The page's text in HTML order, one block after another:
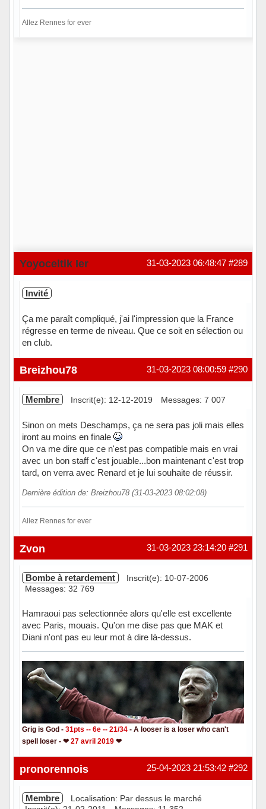
Allez Rennes for ever
#289
31-03-2023 06:48:47
Yoyoceltik Ier
Invité
Ça me paraît compliqué, j'ai l'impression que la France
régresse en terme de niveau. Que ce soit en sélection ou
en club.
#290
31-03-2023 08:00:59
Breizhou78
Membre Inscrit(e): 12-12-2019 Messages: 7 007
Sinon on mets Deschamps, ça ne sera pas joli mais elles
iront au moins en finale
On va me dire que ce n'est pas compatible mais en vrai
avec un bon staff c'est jouable...bon maintenant c'est trop
tard, on verra avec Renard et je lui souhaite de réussir.
Dernière édition de: Breizhou78 (31-03-2023 08:02:08)
Allez Rennes for ever
Hors ligne #291
31-03-2023 23:14:20
Zvon
Bombe à retardement
Inscrit(e): 10-07-2006
Messages: 32 769
Hamraoui pas selectionnée alors qu'elle est excellente
avec Paris, mouais. Qu'on me dise pas que MAK et
Diani n'ont pas eu leur mot à dire là-dessus.
Grig is God - 31pts -- 6e -- 21/34 - A looser is a loser who can't
spell loser - ❤ 27 avril 2019❤
Hors ligne #292
25-04-2023 21:53:42
pronorennois
Membre
Localisation: Par dessus le marché